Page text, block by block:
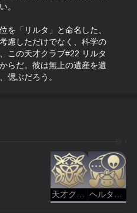
。
を「リルタ」と命名した、
慮しただけでなく、科学の
この天才クラブ#22 リルタ
らだ。彼は無上の遺産を遺
偲ぶだろう。
天才クラブ - 知恵 ヘルタ（人物）